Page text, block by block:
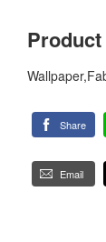
Share
Email